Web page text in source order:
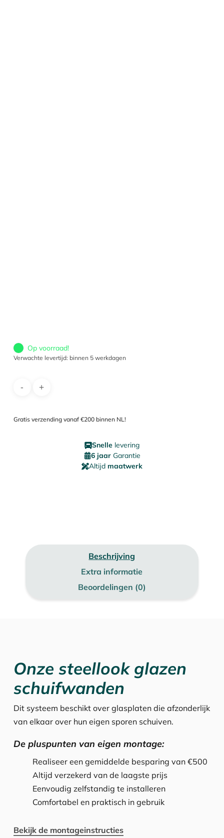
Op voorraad!
Verwachte levertijd: binnen 5 werkdagen
Gratis verzending vanaf €200 binnen NL!
Snelle levering
6 jaar Garantie
Altijdmaatwerk
Beschrijving
Extra informatie
Beoordelingen (0)
Onze steellook glazen
schuifwanden
Dit systeem beschikt over glasplaten die afzonderlijk
van elkaar over hun eigen sporen schuiven.
De pluspunten van eigen montage:
Realiseer een gemiddelde besparing van €500
Altijd verzekerd van de laagste prijs
Eenvoudig zelfstandig te installeren
Comfortabel en praktisch in gebruik
Bekijk de montageinstructies